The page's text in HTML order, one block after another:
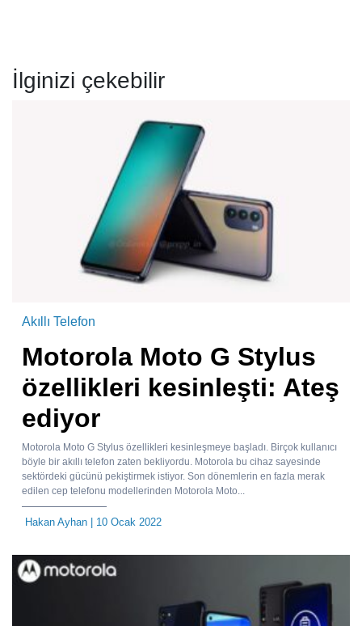
İlginizi çekebilir
Akıllı Telefon
Motorola Moto G Stylus
özellikleri kesinleşti: Ateş
ediyor
Motorola Moto G Stylus özellikleri kesinleşmeye başladı. Birçok kullanıcı
böyle bir akıllı telefon zaten bekliyordu. Motorola bu cihaz sayesinde
sektördeki gücünü pekiştirmek istiyor. Son dönemlerin en fazla merak
edilen cep telefonu modellerinden Motorola Moto...
Hakan Ayhan | 10 Ocak 2022